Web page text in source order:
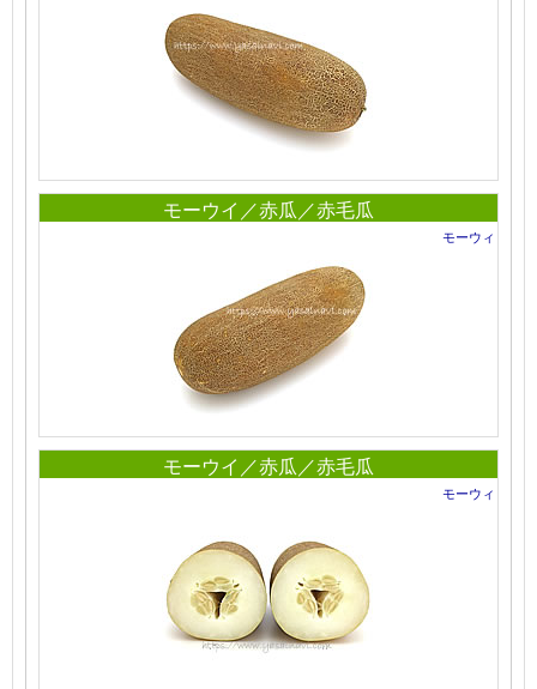
モーウイ／赤瓜／赤毛瓜
モーウィ
モーウイ／赤瓜／赤毛瓜
モーウィ